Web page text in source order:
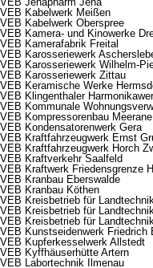
VEB Kabelwerk Meißen
VEB Kabelwerk Oberspree
VEB Kamera- und Kinowerke
VEB Kamerafabrik Freital
VEB Karosseriewerk
VEB Karosseriewerk Wilhelm-
VEB Karosseriewerk Zittau
VEB Keramische Werke
VEB Klingenthaler
VEB Kommunale
VEB Kompressorenbau Meerane
VEB Kondensatorenwerk Gera
VEB Kraftfahrzeugwerk Ernst
VEB Kraftfahrzeugwerk Horch
VEB Kraftverkehr Saalfeld
VEB Kraftwerk Friedensgrenze
VEB Kranbau Eberswalde
VEB Kranbau Köthen
VEB Kreisbetrieb für
VEB Kreisbetrieb für
VEB Kreisbetrieb für
VEB Kunstseidenwerk Friedrich
VEB Kupferkesselwerk Allstedt
VEB Kyffhäuserhütte Artern
VEB Labortechnik Ilmenau